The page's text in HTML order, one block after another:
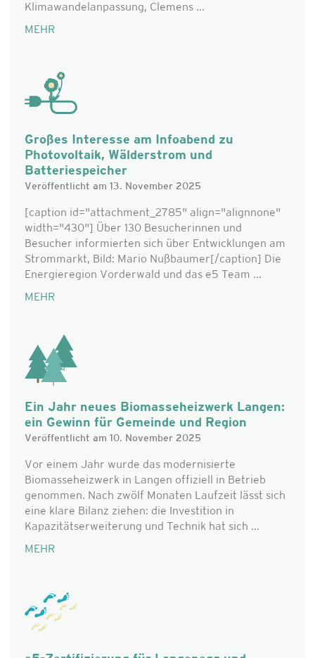
Klimawandelanpassung, Clemens ...
MEHR
Großes Interesse am Infoabend zu
Photovoltaik, Wälderstrom und
Batteriespeicher
Veröffentlicht am 13. November 2025
[caption id="attachment_2785" align="alignnone"
width="430"] Über 130 Besucherinnen und
Besucher informierten sich über Entwicklungen am
Strommarkt, Bild: Mario Nußbaumer[/caption] Die
Energieregion Vorderwald und das e5 Team ...
MEHR
Ein Jahr neues Biomasseheizwerk Langen:
ein Gewinn für Gemeinde und Region
Veröffentlicht am 10. November 2025
Vor einem Jahr wurde das modernisierte
Biomasseheizwerk in Langen offiziell in Betrieb
genommen. Nach zwölf Monaten Laufzeit lässt sich
eine klare Bilanz ziehen: die Investition in
Kapazitätserweiterung und Technik hat sich ...
MEHR